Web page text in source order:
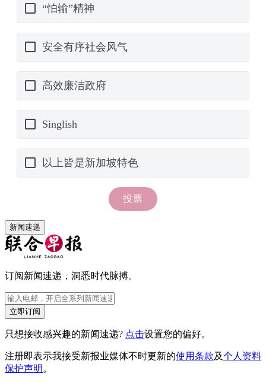
新闻速递
订阅新闻速递，洞悉时代脉搏。
立即订阅
只想接收感兴趣的新闻速递? 点击设置您的偏好。
注册即表示我接受新报业媒体不时更新的使用条款及个人资料
保护声明 。